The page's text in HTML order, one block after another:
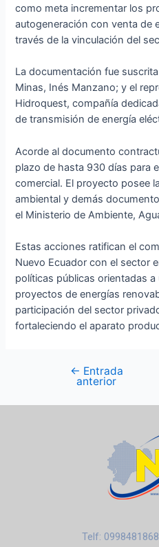
como meta incrementar los
autogeneración con venta de
través de la vinculación del
La documentación fue
Minas, Inés Manzano; y el
Hidroquest, compañía
de transmisión de energía
Acorde al documento
plazo de hasta 930 días para
comercial. El proyecto posee
ambiental y demás
el Ministerio de Ambiente,
Estas acciones ratifican el
Nuevo Ecuador con el sector
políticas públicas orientadas
proyectos de energías
participación del sector
fortaleciendo el aparato
← Entrada
anterior
Telf: